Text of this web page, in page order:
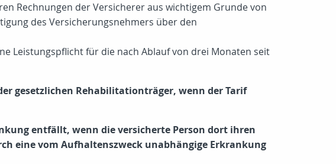
Rechnungen der Versicherer aus wichtigem Grunde von
des Versicherungsnehmers über den
Leistungspflicht für die nach Ablauf von drei Monaten seit
gesetzlichen Rehabilitationträger, wenn der Tarif
entfällt, wenn die versicherte Person dort ihren
eine vom Aufhaltenszweck unabhängige Erkrankung